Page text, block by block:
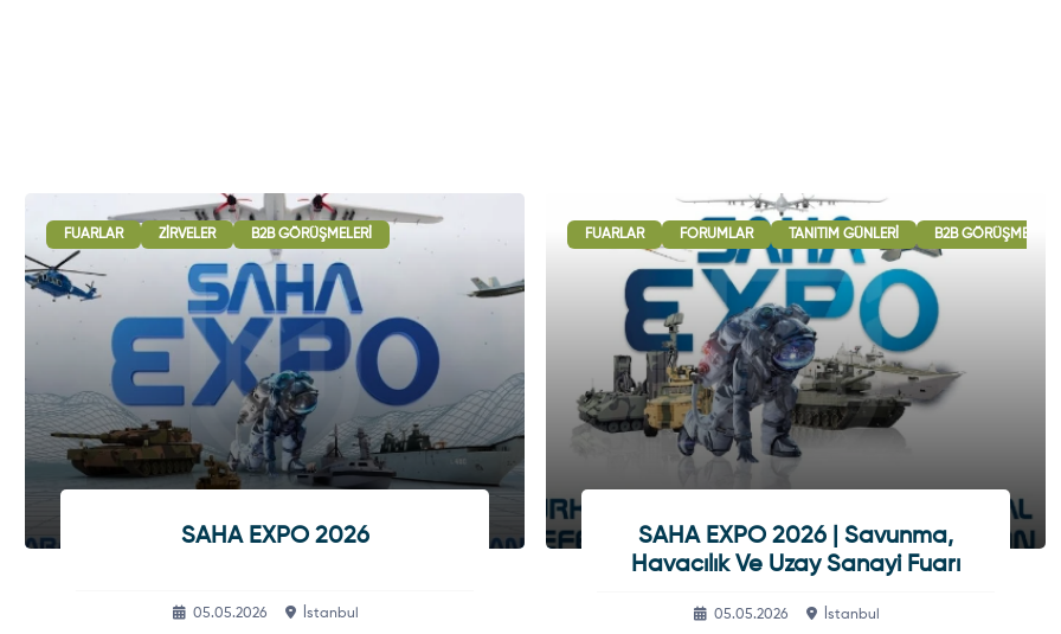
FUARLAR ZIRVELER B2B GÖRÜŞMELERI
SAHA EXPO 2026
05.05.2026 İstanbul
FUARLAR FORUMLAR TANITIM GÜNLERI B2B GÖRÜŞMELERI
SAHA EXPO 2026 | Savunma,
Havacılık Ve Uzay Sanayi Fuarı
05.05.2026 İstanbul